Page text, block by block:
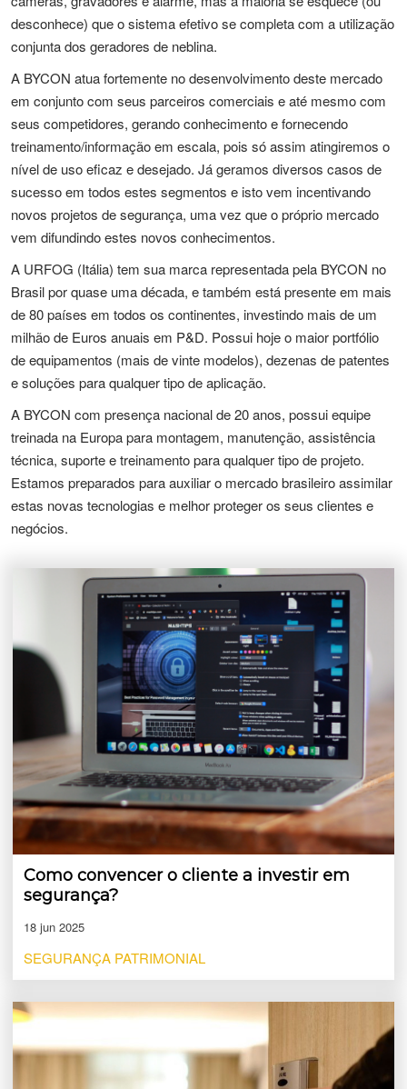
desconhece) que o sistema efetivo se completa com a utilização
conjunta dos geradores de neblina.
A BYCON atua fortemente no desenvolvimento deste mercado
em conjunto com seus parceiros comerciais e até mesmo com
seus competidores, gerando conhecimento e fornecendo
treinamento/informação em escala, pois só assim atingiremos o
nível de uso eficaz e desejado. Já geramos diversos casos de
sucesso em todos estes segmentos e isto vem incentivando
novos projetos de segurança, uma vez que o próprio mercado
vem difundindo estes novos conhecimentos.
A URFOG (Itália) tem sua marca representada pela BYCON no
Brasil por quase uma década, e também está presente em mais
de 80 países em todos os continentes, investindo mais de um
milhão de Euros anuais em P&D. Possui hoje o maior portfólio
de equipamentos (mais de vinte modelos), dezenas de patentes
e soluções para qualquer tipo de aplicação.
A BYCON com presença nacional de 20 anos, possui equipe
treinada na Europa para montagem, manutenção, assistência
técnica, suporte e treinamento para qualquer tipo de projeto.
Estamos preparados para auxiliar o mercado brasileiro assimilar
estas novas tecnologias e melhor proteger os seus clientes e
negócios.
Como convencer o cliente a investir em
segurança?
18 jun 2025
SEGURANÇA PATRIMONIAL